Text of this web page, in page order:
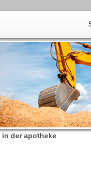
in der apotheke